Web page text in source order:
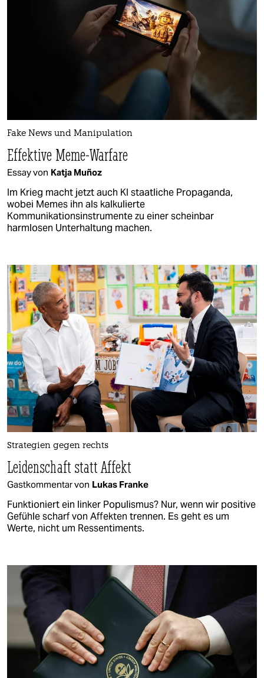
Fake News und Manipulation
Effektive Meme-Warfare
Essay von Katja Muñoz
Im Krieg macht jetzt auch KI staatliche Propaganda,
wobei Memes ihn als kalkulierte
Kommunikationsinstrumente zu einer scheinbar
harmlosen Unterhaltung machen.
Strategien gegen rechts
Leidenschaft statt Affekt
Gastkommentar von Lukas Franke
Funktioniert ein linker Populismus? Nur, wenn wir positive
Gefühle scharf von Affekten trennen. Es geht es um
Werte, nicht um Ressentiments.